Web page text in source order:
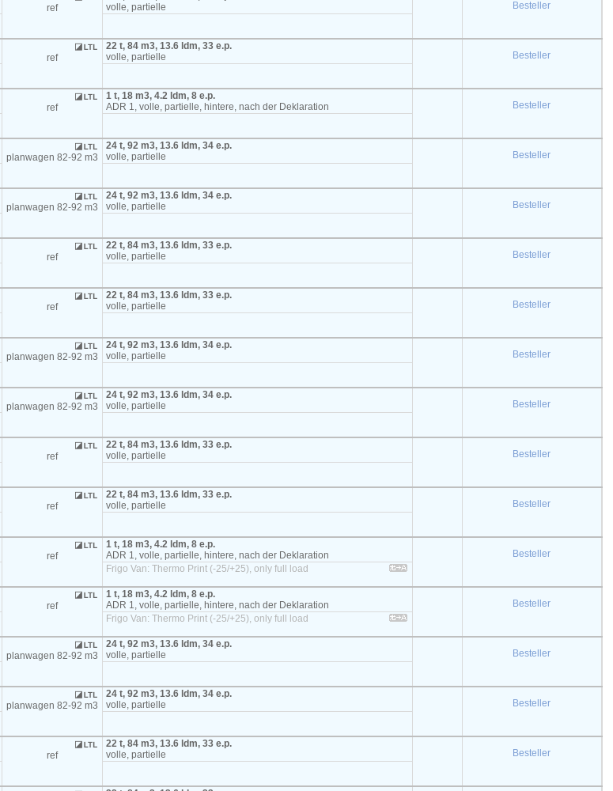
ref
volle, partielle
Besteller
ref
22 t, 84 m3, 13.6 ldm, 33 e.p.
volle, partielle
Besteller
ref
1 t, 18 m3, 4.2 ldm, 8 e.p.
ADR 1, volle, partielle, hintere, nach der Deklaration
Besteller
planwagen 82-92 m3
24 t, 92 m3, 13.6 ldm, 34 e.p.
volle, partielle
Besteller
planwagen 82-92 m3
24 t, 92 m3, 13.6 ldm, 34 e.p.
volle, partielle
Besteller
ref
22 t, 84 m3, 13.6 ldm, 33 e.p.
volle, partielle
Besteller
ref
22 t, 84 m3, 13.6 ldm, 33 e.p.
volle, partielle
Besteller
planwagen 82-92 m3
24 t, 92 m3, 13.6 ldm, 34 e.p.
volle, partielle
Besteller
planwagen 82-92 m3
24 t, 92 m3, 13.6 ldm, 34 e.p.
volle, partielle
Besteller
ref
22 t, 84 m3, 13.6 ldm, 33 e.p.
volle, partielle
Besteller
ref
22 t, 84 m3, 13.6 ldm, 33 e.p.
volle, partielle
Besteller
ref
1 t, 18 m3, 4.2 ldm, 8 e.p.
ADR 1, volle, partielle, hintere, nach der Deklaration
Besteller
Frigo Van: Thermo Print (-25/+25), only full load
ref
1 t, 18 m3, 4.2 ldm, 8 e.p.
ADR 1, volle, partielle, hintere, nach der Deklaration
Besteller
Frigo Van: Thermo Print (-25/+25), only full load
planwagen 82-92 m3
24 t, 92 m3, 13.6 ldm, 34 e.p.
volle, partielle
Besteller
planwagen 82-92 m3
24 t, 92 m3, 13.6 ldm, 34 e.p.
volle, partielle
Besteller
ref
22 t, 84 m3, 13.6 ldm, 33 e.p.
volle, partielle
Besteller